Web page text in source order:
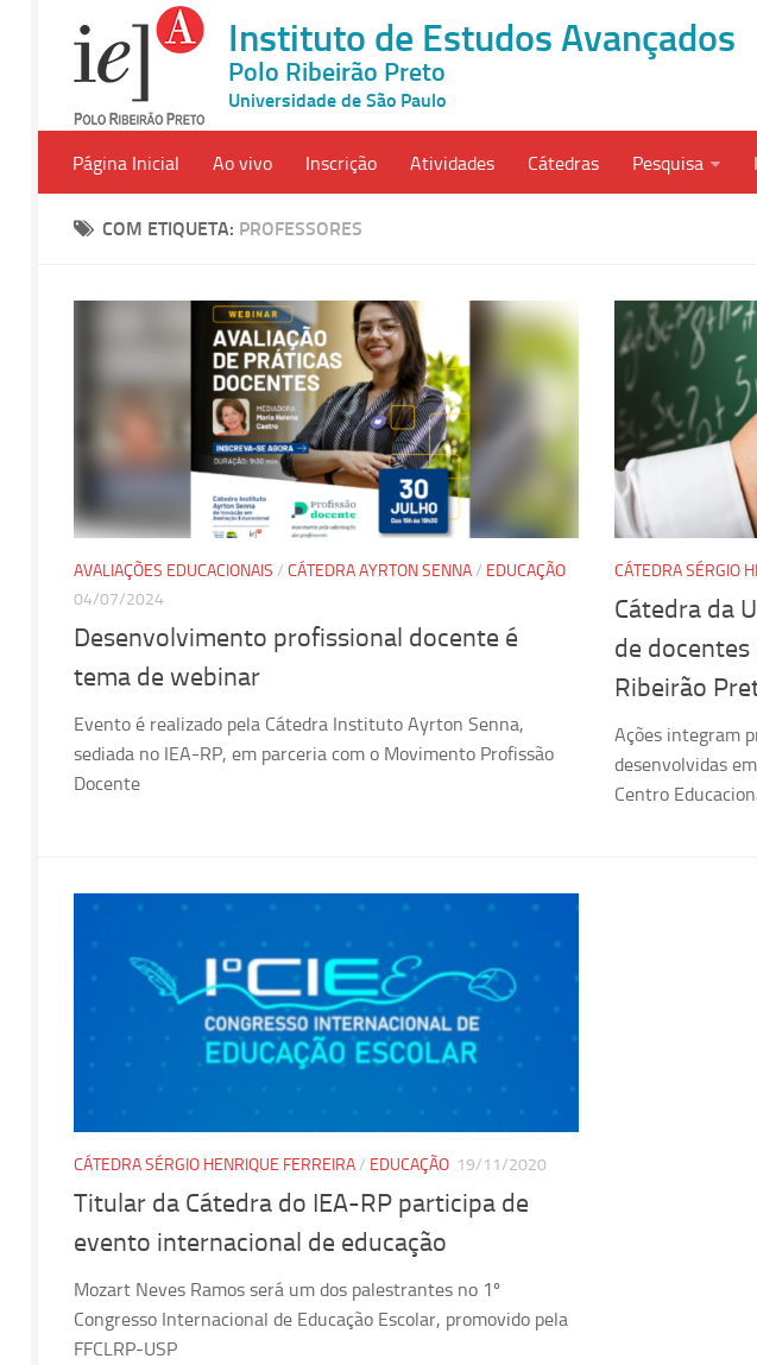
Instituto de Estudos Avançados
Polo Ribeirão Preto
Universidade de São Paulo
Página Inicial Ao vivo Inscrição Atividades Cátedras Pesquisa
COM ETIQUETA: PROFESSORES
AVALIAÇÕES EDUCACIONAIS / CÁTEDRA AYRTON SENNA/ EDUCAÇÃO
04/07/2024
Desenvolvimento profissional docente é
tema de webinar
Evento é realizado pela Cátedra Instituto Ayrton Senna,
sediada no IEA-RP, em parceria com o Movimento Profissão
Docente
CÁTEDRA SÉRGIO
Cátedra da
de
Ribeirão
Ações integram
desenvolvidas
Centro
CÁTEDRA SÉRGIO HENRIQUE FERREIRA/ EDUCAÇÃO 19/11/2020
Titular da Cátedra do IEA-RP participa de
evento internacional de educação
Mozart Neves Ramos será um dos palestrantes no 1º
Congresso Internacional de Educação Escolar, promovido pela
FFCLRP-USP